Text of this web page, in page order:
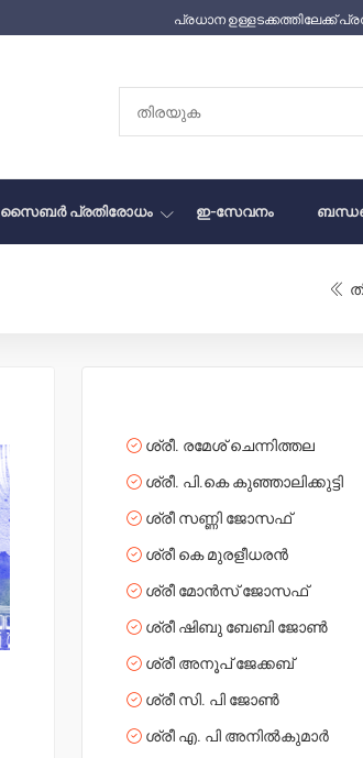
പ്രധാന ഉള്ളടക്കത്തിലേക്ക്
സൈബർ പ്രതിരോധം ഇ-സേവനം
ശ്രീ. രമേശ് ചെന്നിത്തല
ശ്രീ. പി.കെ കുഞ്ഞാലിക്കുട്ടി
ശ്രീ സണ്ണി ജോസഫ്
ശ്രീ കെ മുരളീധരൻ
ശ്രീ മോൻസ് ജോസഫ്
ശ്രീ ഷിബു ബേബി ജോൺ
ശ്രീ അനൂപ് ജേക്കബ്
ശ്രീ സി. പി ജോൺ
ശ്രീ എ. പി അനിൽകുമാർ